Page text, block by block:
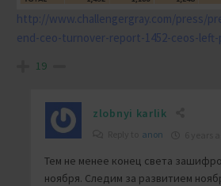
http://www.challengergray.com/press/
end-ceo-turnover-report-1452-ceos-
19
zlobnyi karlik
anon
Тем не менее конец света
ноября. Следим за развитием